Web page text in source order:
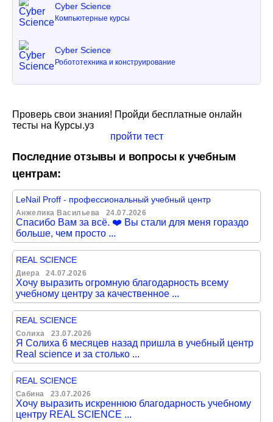
Cyber Science
Компьютерные курсы
Cyber Science
Робототехника и конструирование
Проверь свои знания! Пройди бесплатные онлайн
тесты на Курсы.уз
пройти тест
Последние отзывы и вопросы к учебным
центрам:
LeNail Proff - профессиональный учебный центр
Анжелика Васильева 24.07.2026
Спасибо Вам за всё. ❤️ Вы стали для меня гораздо
больше, чем просто ...
REAL SCIENCE
Диера 24.07.2026
Хочу выразить огромную благодарность всему
учебному центру за качественное ...
REAL SCIENCE
Солиха 23.07.2026
Я Солиха 6 месяцев назад пришла в учебный центр
Real science и за столько ...
REAL SCIENCE
Сабина 23.07.2026
Хочу выразить искреннюю благодарность учебному
центру REAL SCIENCE ...